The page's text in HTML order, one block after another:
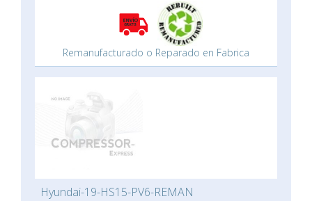
Remanufacturado o Reparado en Fabrica
Hyundai-19-HS15-PV6-REMAN